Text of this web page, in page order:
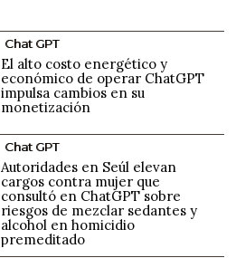
Chat GPT
El alto costo energético y
económico de operar ChatGPT
impulsa cambios en su
monetización
Chat GPT
Autoridades en Seúl elevan
cargos contra mujer que
consultó en ChatGPT sobre
riesgos de mezclar sedantes y
alcohol en homicidio
premeditado